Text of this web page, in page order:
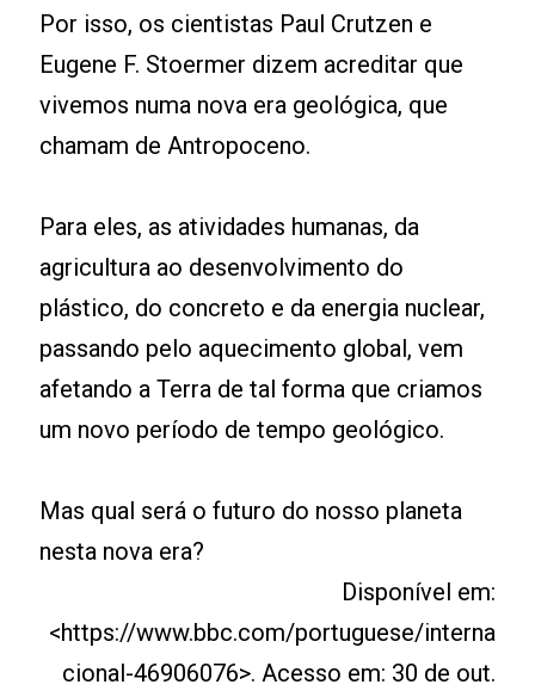
Por isso, os cientistas Paul Crutzen e
Eugene F. Stoermer dizem acreditar que
vivemos numa nova era geológica, que
chamam de Antropoceno.
Para eles, as atividades humanas, da
agricultura ao desenvolvimento do
plástico, do concreto e da energia nuclear,
passando pelo aquecimento global, vem
afetando a Terra de tal forma que criamos
um novo período de tempo geológico.
Mas qual será o futuro do nosso planeta
nesta nova era?
Disponível em:
<https://www.bbc.com/portuguese/interna
cional-46906076>. Acesso em: 30 de out.